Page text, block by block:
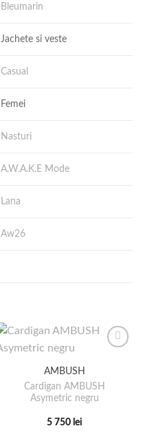
Bleumarin
Jachete si veste
Casual
Femei
Nasturi
A.W.A.K.E Mode
Lana
Aw26
AMBUSH
Cardigan AMBUSH
Asymetric negru
5 750 lei